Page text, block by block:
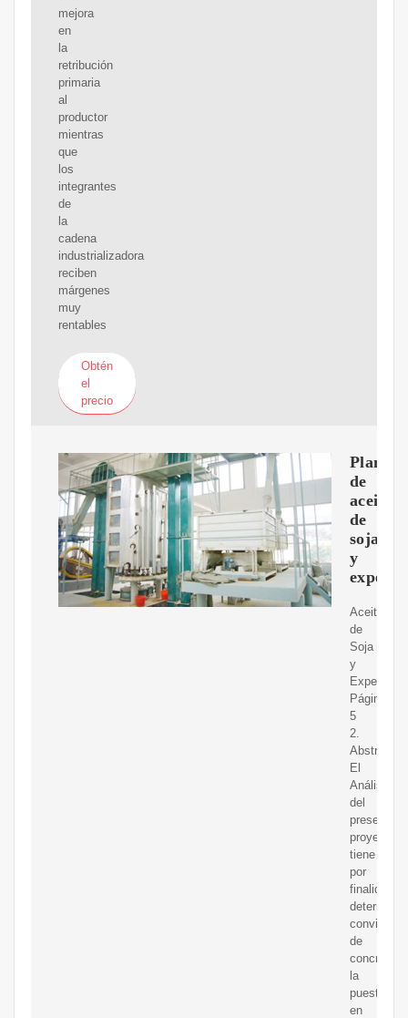
mejora
en
la
retribución
primaria
al
productor
mientras
que
los
integrantes
de
la
cadena
industrializadora
reciben
márgenes
muy
rentables
Obtén
el
precio
Planta
de
aceite
de
soja
y
Aceite
de
Soja
y
Expeller
Página
5
2.
Abstract
El
Análisis
del
presente
proyecto
tiene
por
finalidad
determinar
de
concretar
la
puesta
en